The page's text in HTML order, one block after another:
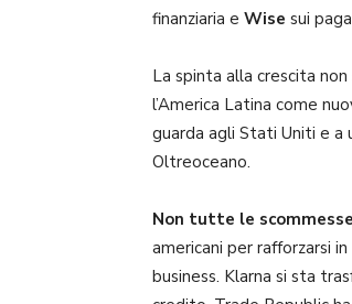
finanziaria e Wise sui
La spinta alla crescita
l’America Latina come
guarda agli Stati Uniti e a
Oltreoceano.
Non tutte le
americani per rafforzarsi
business. Klarna si sta